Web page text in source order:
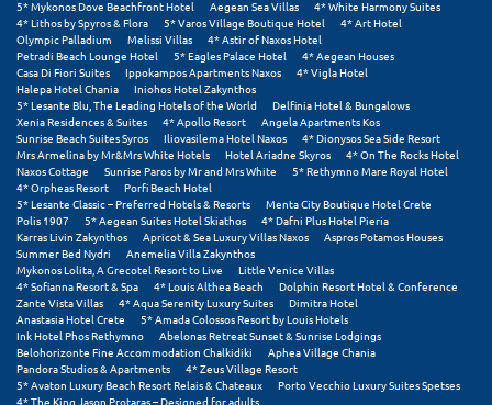
Πλαταμώνας
Πλύτρα Λακωνίας
Πόρος
Πόρτο Χέλι
Πρέβεζα
Πύλος
Πύργος
Ρ
Ρέθυμνο
5* Mykonos Dove Beachfront Hotel
Aegean Sea Villas
4* White Harmony Suites
4* Lithos by Spyros & Flora
5* Varos Village Boutique Hotel
4* Art Hotel
Olympic Palladium
Melissi Villas
4* Astir of Naxos Hotel
Petradi Beach Lounge Hotel
5* Eagles Palace Hotel
4* Aegean Houses
Casa Di Fiori Suites
Ippokampos Apartments Naxos
4* Vigla Hotel
Halepa Hotel Chania
Iniohos Hotel Zakynthos
5* Lesante Blu, The Leading Hotels of the World
Delfinia Hotel & Bungalows
Xenia Residences & Suites
4* Apollo Resort
Angela Apartments Kos
Sunrise Beach Suites Syros
Iliovasilema Hotel Naxos
4* Dionysos Sea Side Resort
Mrs Armelina by Mr&Mrs White Hotels
Hotel Ariadne Skyros
4* On The Rocks Hotel
Naxos Cottage
Sunrise Paros by Mr and Mrs White
5* Rethymno Mare Royal Hotel
4* Orpheas Resort
Porfi Beach Hotel
5* Lesante Classic – Preferred Hotels & Resorts
Menta City Boutique Hotel Crete
Polis 1907
5* Aegean Suites Hotel Skiathos
4* Dafni Plus Hotel Pieria
Karras Livin Zakynthos
Apricot & Sea Luxury Villas Naxos
Aspros Potamos Houses
Summer Bed Nydri
Anemelia Villa Zakynthos
Mykonos Lolita, A Grecotel Resort to Live
Little Venice Villas
4* Sofianna Resort & Spa
4* Louis Althea Beach
Dolphin Resort Hotel & Conference
Zante Vista Villas
4* Aqua Serenity Luxury Suites
Dimitra Hotel
Anastasia Hotel Crete
5* Amada Colossos Resort by Louis Hotels
Ink Hotel Phos Rethymno
Abelonas Retreat Sunset & Sunrise Lodgings
Belohorizonte Fine Accommodation Chalkidiki
Aphea Village Chania
Pandora Studios & Apartments
4* Zeus Village Resort
5* Avaton Luxury Beach Resort Relais & Chateaux
Porto Vecchio Luxury Suites Spetses
4* The King Jason Protaras – Designed for adults